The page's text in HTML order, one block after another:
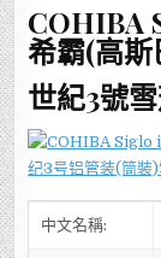
COHIBA
希霸(高
世紀3號
中文名稱: